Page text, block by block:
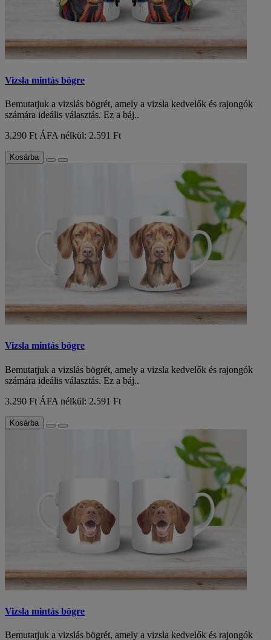
Vizsla mintás bögre
Bemutatjuk a vizslás bögrét, amely a vizsla kedvelők és rajongók
számára ideális választás. Ez a báj..
3.290 Ft ÁFA nélkül: 2.591 Ft
Kosárba
Vizsla mintás bögre
Bemutatjuk a vizslás bögrét, amely a vizsla kedvelők és rajongók
számára ideális választás. Ez a báj..
3.290 Ft ÁFA nélkül: 2.591 Ft
Kosárba
Vizsla mintás bögre
Bemutatjuk a vizslás bögrét, amely a vizsla kedvelők és rajongók